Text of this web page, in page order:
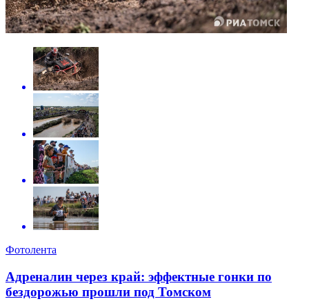
Фотолента
Адреналин через край: эффектные гонки по
бездорожью прошли под Томском